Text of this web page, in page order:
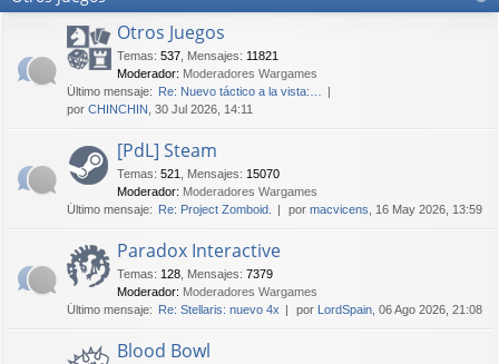
Otros Juegos
Temas: 537 Mensajes: 11821
Moderador: Moderadores Wargames
Último mensaje: Re: Nuevo táctico a la vista:…
por CHINCHIN , 30 Jul 2026, 14:11
[PdL] Steam
Temas: 521 Mensajes: 15070
Moderador: Moderadores Wargames
Último mensaje: Re: Project Zomboid. por macvicens , 16 May 2026, 13:59
Paradox Interactive
Temas: 128 Mensajes: 7379
Moderador: Moderadores Wargames
Último mensaje: Re: Stellaris: nuevo 4x por LordSpain , 06 Ago 2026, 21:08
Blood Bowl